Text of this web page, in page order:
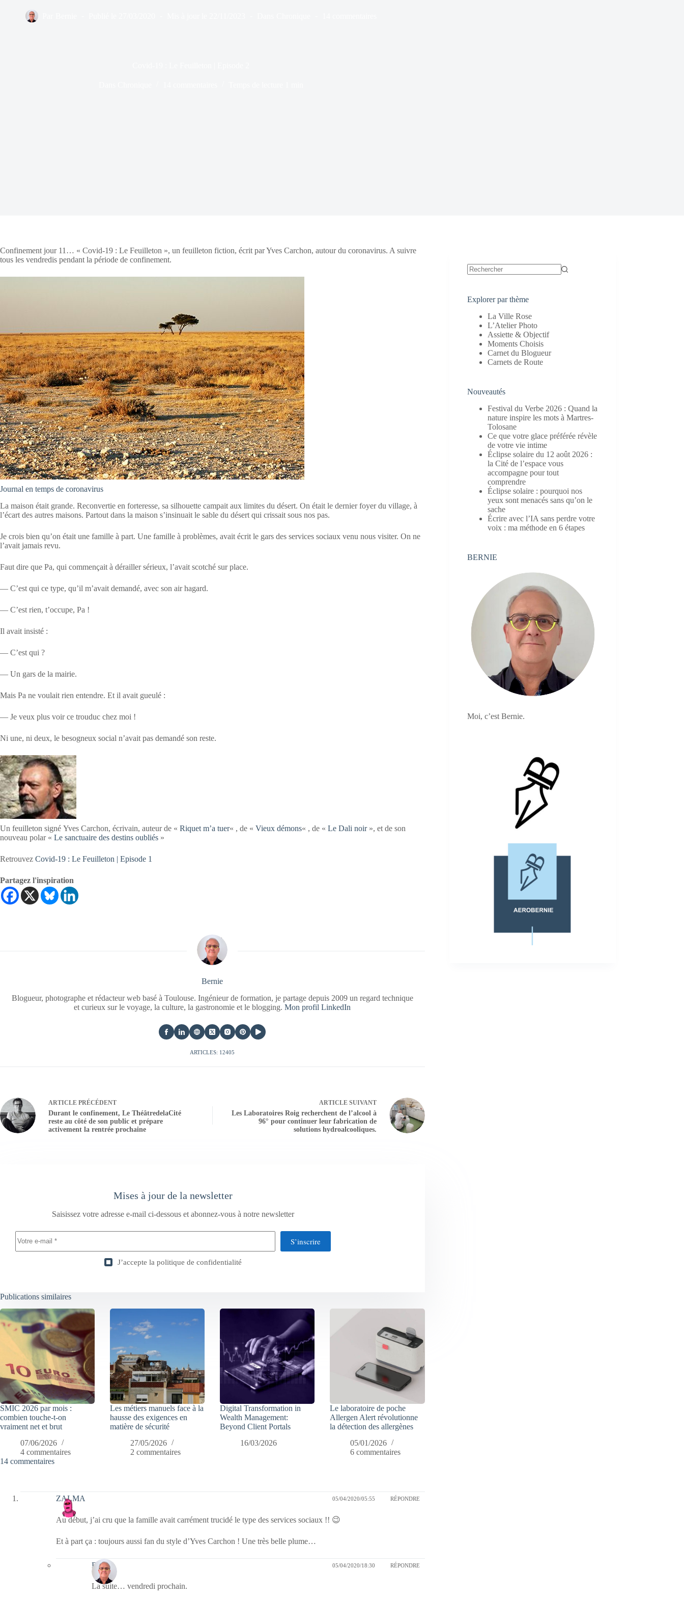
Confinement jour 11… « Covid-19 : Le Feuilleton », un feuilleton fiction, écrit par Yves Carchon, autour du coronavirus. A suivre
tous les vendredis pendant la période de confinement.
Journal en temps de coronavirus
La maison était grande. Reconvertie en forteresse, sa silhouette campait aux limites du désert. On était le dernier foyer du village, à
l’écart des autres maisons. Partout dans la maison s’insinuait le sable du désert qui crissait sous nos pas.
Je crois bien qu’on était une famille à part. Une famille à problèmes, avait écrit le gars des services sociaux venu nous visiter. On ne
l’avait jamais revu.
Faut dire que Pa, qui commençait à dérailler sérieux, l’avait scotché sur place.
— C’est qui ce type, qu’il m’avait demandé, avec son air hagard.
— C’est rien, t’occupe, Pa !
Il avait insisté :
— C’est qui ?
— Un gars de la mairie.
Mais Pa ne voulait rien entendre. Et il avait gueulé :
— Je veux plus voir ce trouduc chez moi !
Ni une, ni deux, le besogneux social n’avait pas demandé son reste.
Un feuilleton signé Yves Carchon, écrivain, auteur de « Riquet m’a tuer« , de « Vieux démons« , de « Le Dali noir», et de son
nouveau polar « Le sanctuaire des destins oubliés »
Retrouvez Covid-19 : Le Feuilleton | Episode 1
Partagez l'inspiration
Bernie
Blogueur, photographe et rédacteur web basé à Toulouse. Ingénieur de formation, je partage depuis 2009 un regard technique
et curieux sur le voyage, la culture, la gastronomie et le blogging.Mon profil LinkedIn
ARTICLES: 12405
ARTICLE PRÉCÉDENT
Durant le confinement, Le ThéâtredelaCité
reste au côté de son public et prépare
activement la rentrée prochaine
ARTICLESUIVANT
Les Laboratoires Roig recherchent de l’alcool à
96° pour continuer leur fabrication de
solutions hydroalcooliques.
Mises à jour de la newsletter
Saisissez votre adresse e-mail ci-dessous et abonnez-vous à notre newsletter
S’inscrire
J’accepte la politique de confidentialité
Publications similaires
SMIC 2026 par mois :
combien touche-t-on
vraiment net et brut
07/06/2026
4 commentaires
Les métiers manuels face à la
hausse des exigences en
matière de sécurité
27/05/2026
2 commentaires
Digital Transformation in
Wealth Management:
Beyond Client Portals
16/03/2026
Le laboratoire de poche
Allergen Alert révolutionne
la détection des allergènes
05/01/2026
6 commentaires
14 commentaires
ZALMA 05/04/2020/05:55 RÉPONDRE
Au début, j’ai cru que la famille avait carrément trucidé le type des services sociaux !! 😉
Et à part ça : toujours aussi fan du style d’Yves Carchon ! Une très belle plume…
Bernie 05/04/2020/18:30 RÉPONDRE
La suite… vendredi prochain.
Explorer par thème
La Ville Rose
L’Atelier Photo
Assiette & Objectif
Moments Choisis
Carnet du Blogueur
Carnets de Route
Nouveautés
Festival du Verbe 2026 : Quand la
nature inspire les mots à Martres-
Tolosane
Ce que votre glace préférée révèle
de votre vie intime
Éclipse solaire du 12 août 2026 :
la Cité de l’espace vous
accompagne pour tout
comprendre
Éclipse solaire : pourquoi nos
yeux sont menacés sans qu’on le
sache
Écrire avec l’IA sans perdre votre
voix : ma méthode en 6 étapes
BERNIE
Moi, c’est Bernie.